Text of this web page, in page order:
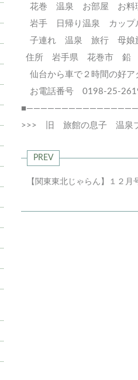
花巻 温泉 お部屋 お料
岩手 日帰り温泉
カッ
子連れ 温泉 旅行
母娘
住所 岩手県 花巻市 鉛
仙台から車で２時間の好ア
お電話番号 0198-25-
>>>
旧 旅館の息子 温泉
PREV
【関東東北じゃらん】１２月